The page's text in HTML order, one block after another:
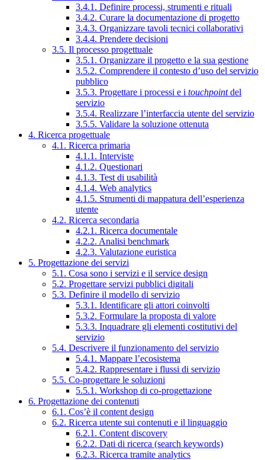
3.4.1. Definire processi, strumenti e rituali
3.4.2. Curare la documentazione di progetto
3.4.3. Organizzare tavoli tecnici collaborativi
3.4.4. Prendere decisioni
3.5. Il processo progettuale
3.5.1. Organizzare il progetto e la sua gestione
3.5.2. Comprendere il contesto d’uso del servizio
pubblico
3.5.3. Progettare i processi e i touchpointdel
servizio
3.5.4. Realizzare l’interfaccia utente del servizio
3.5.5. Validare la soluzione ottenuta
4. Ricerca progettuale
4.1. Ricerca primaria
4.1.1. Interviste
4.1.2. Questionari
4.1.3. Test di usabilità
4.1.4. Web analytics
4.1.5. Strumenti di mappatura dell’esperienza
utente
4.2. Ricerca secondaria
4.2.1. Ricerca documentale
4.2.2. Analisi benchmark
4.2.3. Valutazione euristica
5. Progettazione dei servizi
5.1. Cosa sono i servizi e il service design
5.2. Progettare servizi pubblici digitali
5.3. Definire il modello di servizio
5.3.1. Identificare gli attori coinvolti
5.3.2. Formulare la proposta di valore
5.3.3. Inquadrare gli elementi costitutivi del
servizio
5.4. Descrivere il funzionamento del servizio
5.4.1. Mappare l’ecosistema
5.4.2. Rappresentare i flussi di servizio
5.5. Co-progettare le soluzioni
5.5.1. Workshop di co-progettazione
6. Progettazione dei contenuti
6.1. Cos’è il content design
6.2. Ricerca utente sui contenuti e il linguaggio
6.2.1. Content discovery
6.2.2. Dati di ricerca (search keywords)
6.2.3. Ricerca tramite analytics